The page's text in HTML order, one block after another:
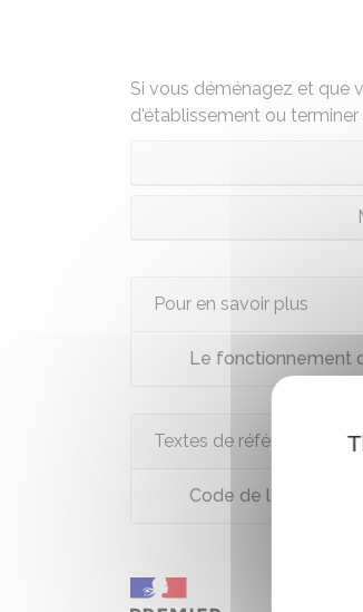
Si vous déménagez et que
d'établissement ou
Pour en savoir plus
Le fonctionnement
Textes de référence
Code de l'éducation